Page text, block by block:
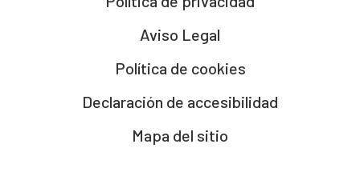
Aviso Legal
Política de cookies
Declaración de accesibilidad
Mapa del sitio